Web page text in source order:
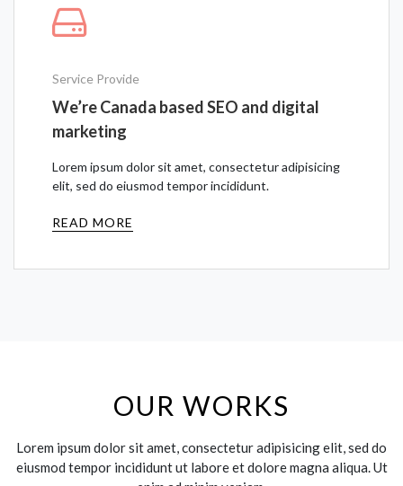
Service Provide
We’re Canada based SEO and digital
marketing
Lorem ipsum dolor sit amet, consectetur adipisicing
elit, sed do eiusmod tempor incididunt.
READ MORE
OUR WORKS
Lorem ipsum dolor sit amet, consectetur adipisicing elit, sed do
eiusmod tempor incididunt ut labore et dolore magna aliqua. Ut